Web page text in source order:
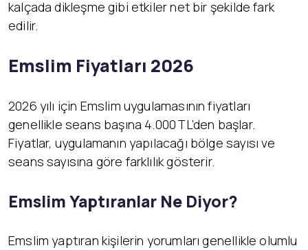
kalçada dikleşme gibi etkiler net bir şekilde fark
edilir.
Emslim Fiyatları 2026
2026 yılı için Emslim uygulamasının fiyatları
genellikle seans başına 4.000 TL’den başlar.
Fiyatlar, uygulamanın yapılacağı bölge sayısı ve
seans sayısına göre farklılık gösterir.
Emslim Yaptıranlar Ne Diyor?
Emslim yaptıran kişilerin yorumları genellikle olumlu